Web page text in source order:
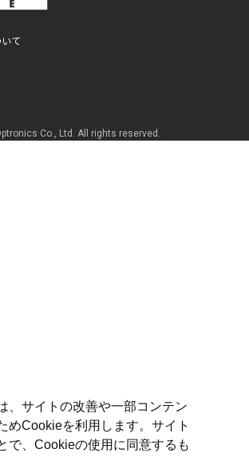
、サイトの改善や一部コンテン
めCookieを利用します。サイト
で、Cookieの使用に同意するも
て
Co., Ltd. All rights reserved.